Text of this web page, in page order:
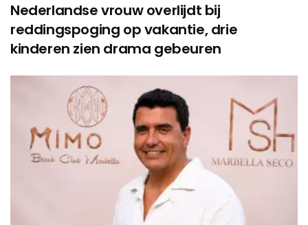
Nederlandse vrouw overlijdt bij
reddingspoging op vakantie, drie
kinderen zien drama gebeuren